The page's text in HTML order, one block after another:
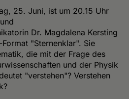
25. Juni, ist um 20.15 Uhr
Dr. Magdalena Kersting
"Sternenklar". Sie
die mit der Frage des
und der Physik
"verstehen"? Verstehen